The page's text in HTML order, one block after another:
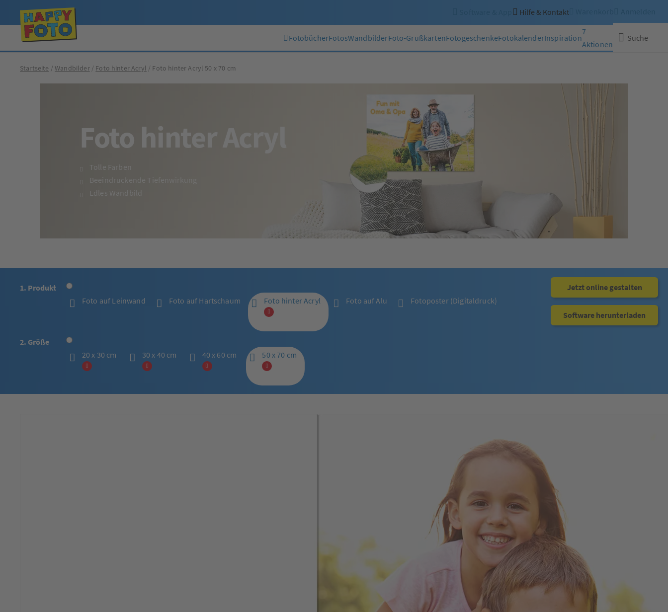
Hilfe & Kontakt
FotobücherFotosWandbilderFoto-GrußkartenFotogeschenkeFotokalenderInspiration
7
Aktionen
Suche
Startseite
Wandbilder Foto hinter Acryl Foto hinter Acryl 50 x 70 cm
Foto hinter Acryl
Tolle Farben
Beeindruckende Tiefenwirkung
Edles Wandbild
1. Produkt
Foto auf Leinwand
Foto auf Hartschaum Foto hinter Acryl Foto auf Alu Fotoposter (Digitaldruck)
2. Größe
20 x 30 cm
30 x 40 cm 40 x 60 cm 50 x 70 cm
Jetzt online gestalten
Software herunterladen